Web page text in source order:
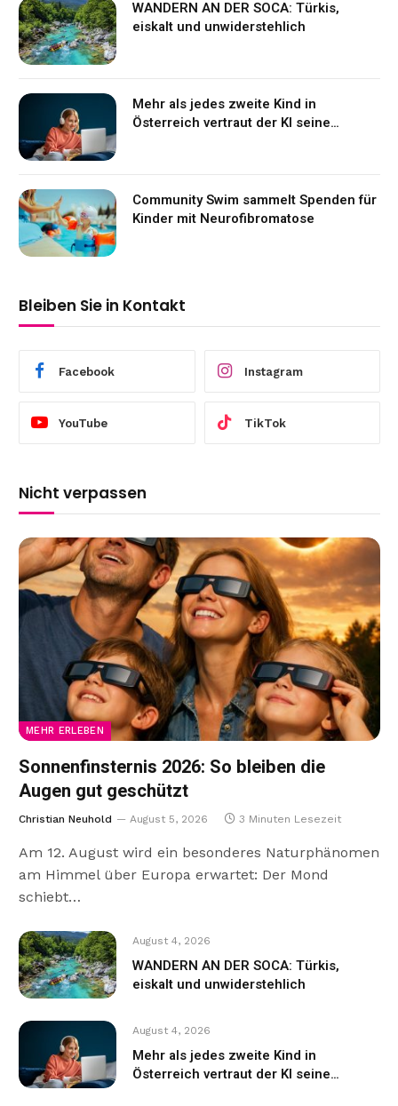
WANDERN AN DER SOCA: Türkis,
eiskalt und unwiderstehlich
Mehr als jedes zweite Kind in
Österreich vertraut der KI seine
Community Swim sammelt Spenden für
Kinder mit Neurofibromatose
Bleiben Sie in Kontakt
Facebook Instagram
YouTube TikTok
Nicht verpassen
MEHR ERLEBEN
Sonnenfinsternis 2026: So bleiben die
Augen gut geschützt
Christian Neuhold August 5, 2026 3 Minuten Lesezeit
Am 12. August wird ein besonderes Naturphänomen
am Himmel über Europa erwartet: Der Mond
schiebt…
August 4, 2026
WANDERN AN DER SOCA: Türkis,
eiskalt und unwiderstehlich
August 4, 2026
Mehr als jedes zweite Kind in
Österreich vertraut der KI seine